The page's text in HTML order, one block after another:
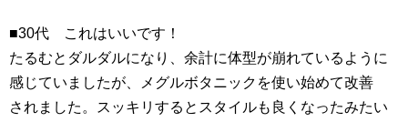
■30代 これはいいです！
たるむとダルダルになり、余計に体型が崩れているように
感じていましたが、メグルボタニックを使い始めて改善
されました。スッキリするとスタイルも良くなったみたい